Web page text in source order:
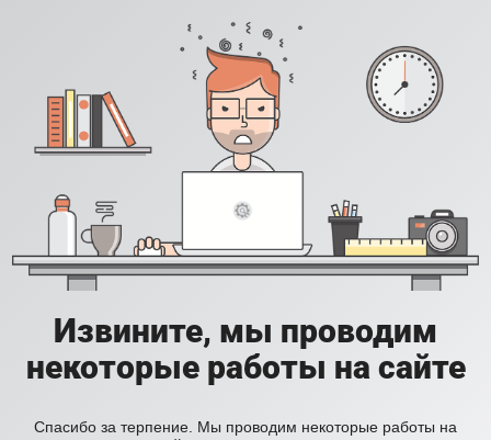
Извините, мы проводим
некоторые работы на сайте
Спасибо за терпение. Мы проводим некоторые работы на